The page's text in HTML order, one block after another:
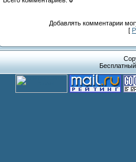
Добавлять комментарии
[